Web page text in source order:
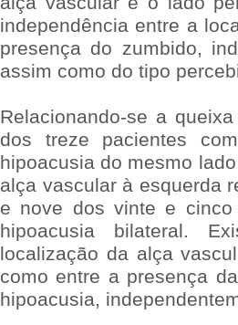
independência entre a
presença do zumbido,
assim como do tipo
Relacionando-se a
dos treze pacientes
hipoacusia do mesmo
alça vascular à esquerda
e nove dos vinte e cinco
hipoacusia bilateral.
localização da alça
como entre a presença
hipoacusia,